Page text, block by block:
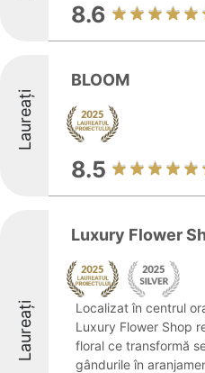
8.6
Laureați
BLOOM
8.5
Laureați
Luxury Flower
Localizat în centrul
Luxury Flower Shop
floral ce transformă
gândurile în